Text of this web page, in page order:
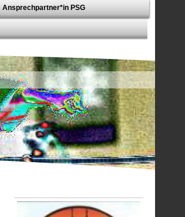
Ansprechpartner*in PSG